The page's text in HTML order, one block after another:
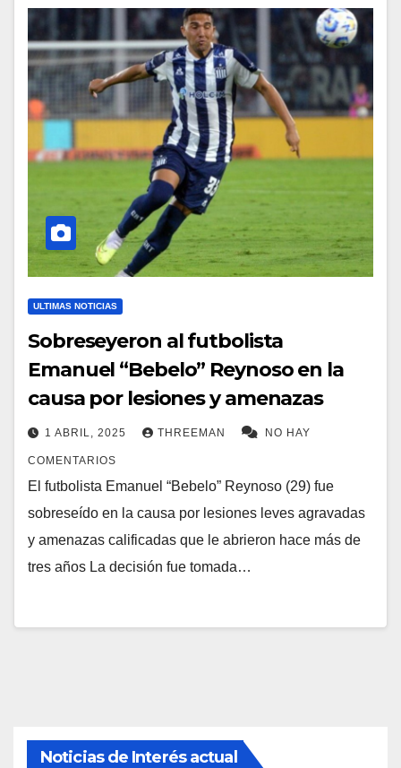
ULTIMAS NOTICIAS
Sobreseyeron al futbolista
Emanuel “Bebelo” Reynoso en la
causa por lesiones y amenazas
1 ABRIL, 2025 THREEMAN NO HAY
COMENTARIOS
El futbolista Emanuel “Bebelo” Reynoso (29) fue
sobreseído en la causa por lesiones leves agravadas
y amenazas calificadas que le abrieron hace más de
tres años La decisión fue tomada…
Noticias de Interés actual